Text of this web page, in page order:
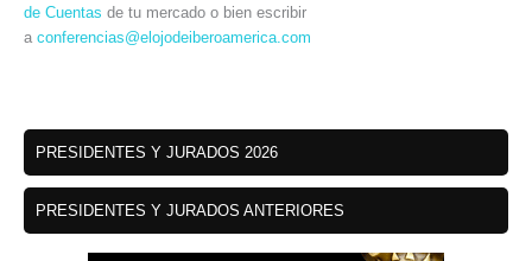
de Cuentas de tu mercado o bien escribir
a conferencias@elojodeiberoamerica.com
PRESIDENTES Y JURADOS 2026
PRESIDENTES Y JURADOS ANTERIORES